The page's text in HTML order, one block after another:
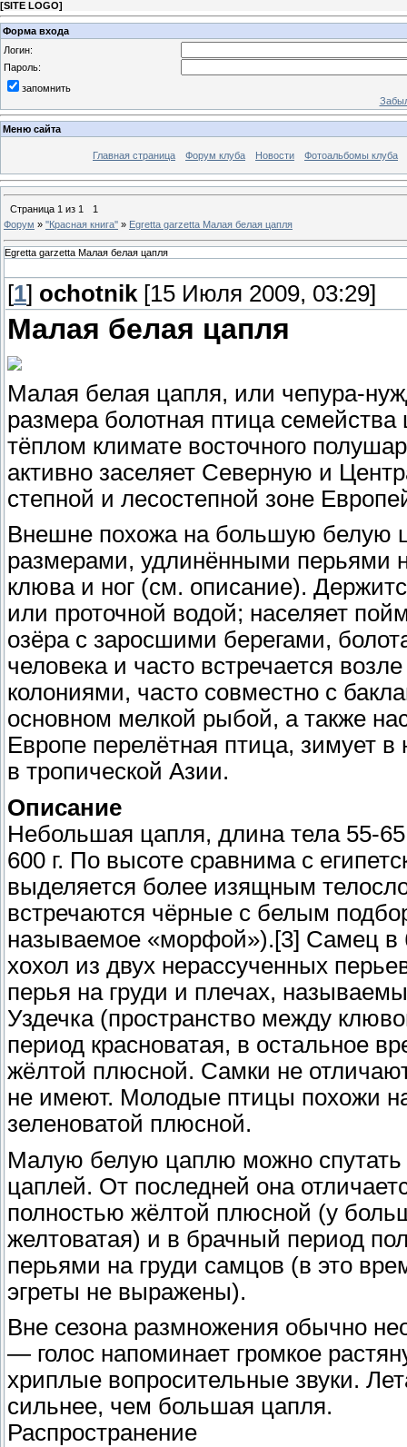
[SITE LOGO]
Форма входа
Логин:
Пароль:
запомнить
Меню сайта
Главная страница Форум клуба Новости Фотоальбомы клуба
Страница 1 из 1
1
Форум » ''Красная книга'' » Egretta garzetta Малая белая цапля
Egretta garzetta Малая белая цапля
[1] ochotnik [15 Июля 2009, 03:29]
Малая белая цапля
Малая белая цапля, или чепура-
размера болотная птица
тёплом климате восточного
активно заселяет Северную и
степной и лесостепной зоне
Внешне похожа на большую белую
размерами, удлинёнными перьями
клюва и ног (см. описание).
или проточной водой; населяет
озёра с заросшими берегами,
человека и часто встречается
колониями, часто совместно с
основном мелкой рыбой, а также
Европе перелётная птица, зимует
в тропической Азии.
Описание
Небольшая цапля, длина тела 55-
600 г. По высоте сравнима с
выделяется более изящным
встречаются чёрные с белым
называемое «морфой»).[3] Самец в
хохол из двух нерассученных
перья на груди и плечах,
Уздечка (пространство между
период красноватая, в остальное
жёлтой плюсной. Самки не
не имеют. Молодые птицы похожи
зеленоватой плюсной.
Малую белую цаплю можно
цаплей. От последней она
полностью жёлтой плюсной (у
желтоватая) и в брачный период
перьями на груди самцов (в это
эгреты не выражены).
Вне сезона размножения обычно
— голос напоминает громкое
хриплые вопросительные звуки.
сильнее, чем большая цапля.
Распространение